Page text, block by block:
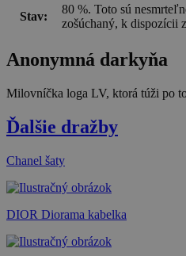
Stav:
80 %. Toto sú
zošúchaný, k dispozícii
Anonymná darkyňa
Milovníčka loga LV, ktorá túži po
Ďalšie dražby
Chanel šaty
DIOR Diorama kabelka